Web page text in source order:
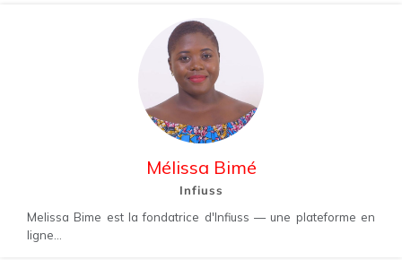
Mélissa Bimé
Infiuss
Melissa Bime est la fondatrice d'Infiuss — une plateforme en
ligne...